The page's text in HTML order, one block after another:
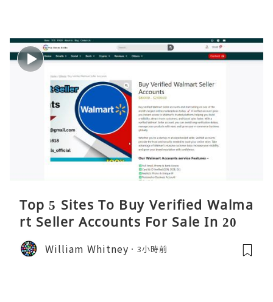
Top 5 Sites To Buy Verified Walma
rt Seller Accounts For Sale In 2026
William Whitney 3小時前